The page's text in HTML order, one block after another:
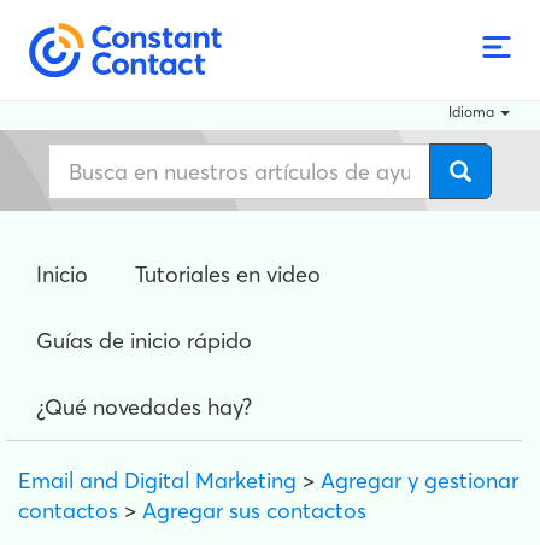
Idioma
Inicio Tutoriales en video
Guías de inicio rápido
¿Qué novedades hay?
Email and Digital Marketing > Agregar y gestionar
contactos > Agregar sus contactos